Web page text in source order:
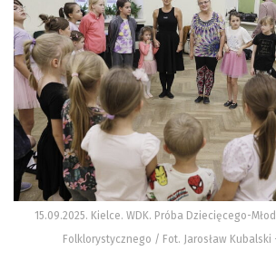
15.09.2025. Kielce. WDK. Próba Dziecięcego-
Folklorystycznego / Fot. Jarosław Kubalski